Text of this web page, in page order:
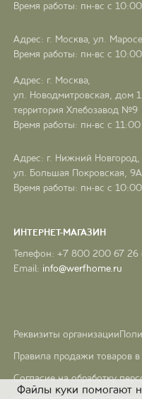
Время работы: пн-вс с
Адрес: г. Москва, ул.
Время работы: пн-вс с
Адрес: г. Москва,
ул. Новодмитровская, дом 1
территория Хлебозавод №9
Время работы: пн-вс с
Адрес: г. Нижний Новгород,
ул. Большая Покровская, 9А
Время работы: пн-вс с
ИНТЕРНЕТ-МАГАЗИН
Телефон: +7 800 200 67
Email: info@werfhome.ru
Реквизиты организации
Правила продажи товаров в
Согласие на обработку
Файлы куки помогают